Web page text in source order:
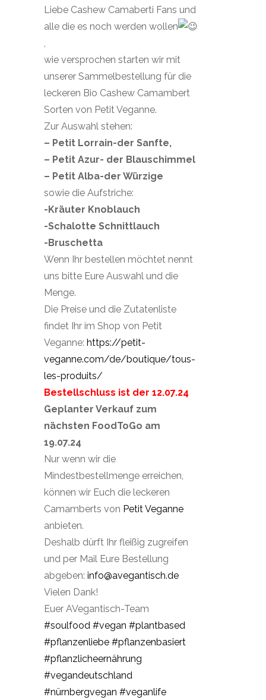
Liebe Cashew Camaberti Fans und
alle die es noch werden wollen
,
wie versprochen starten wir mit
unserer Sammelbestellung für die
leckeren Bio Cashew Camambert
Sorten von Petit Veganne.
Zur Auswahl stehen:
– Petit Lorrain-der Sanfte,
– Petit Azur- der Blauschimmel
– Petit Alba-der Würzige
sowie die Aufstriche:
-Kräuter Knoblauch
-Schalotte Schnittlauch
-Bruschetta
Wenn Ihr bestellen möchtet nennt
uns bitte Eure Auswahl und die
Menge.
Die Preise und die Zutatenliste
findet Ihr im Shop von Petit
Veganne: https://petit-
veganne.com/de/boutique/tous-
les-produits/
Bestellschluss ist der 12.07.24
Geplanter Verkauf zum
nächsten FoodToGo am
19.07.24
Nur wenn wir die
Mindestbestellmenge erreichen,
können wir Euch die leckeren
Camamberts von Petit Veganne
anbieten.
Deshalb dürft Ihr fleißig zugreifen
und per Mail Eure Bestellung
abgeben: info@avegantisch.de
Vielen Dank!
Euer AVegantisch-Team
#soulfood #vegan #plantbased
#pflanzenliebe #pflanzenbasiert
#pflanzlicheernährung
#vegandeutschland
#nürnbergvegan #veganlife